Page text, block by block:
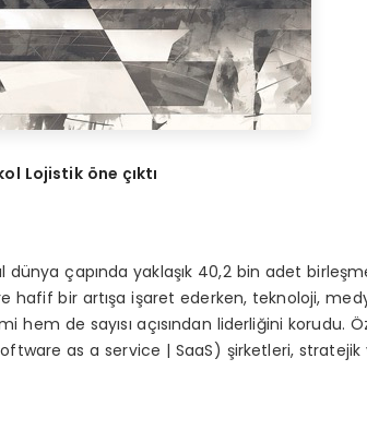
Lojistik öne çıktı
çapında yaklaşık 40,2 bin adet
hafif bir artışa işaret ederken, teknoloji,
de sayısı açısından liderliğini korudu.
as a service | SaaS) şirketleri,